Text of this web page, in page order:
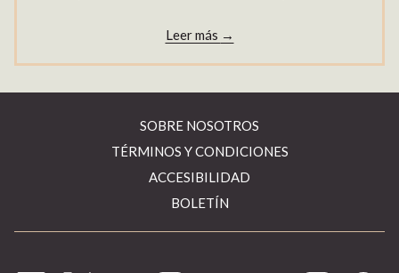
Leer más
SOBRE NOSOTROS
TÉRMINOS Y CONDICIONES
ACCESIBILIDAD
BOLETÍN